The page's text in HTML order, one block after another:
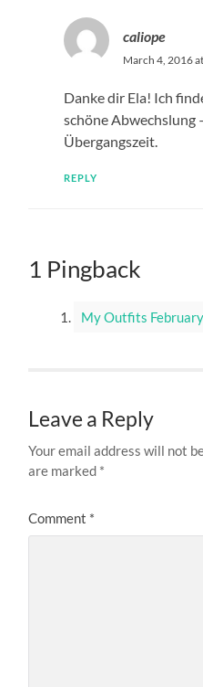
caliope
March 4, 2016
Danke dir Ela! Ich
schöne Abwechslung
Übergangszeit.
REPLY
1 Pingback
My Outfits
Leave a Reply
Your email address will not
are marked *
Comment *